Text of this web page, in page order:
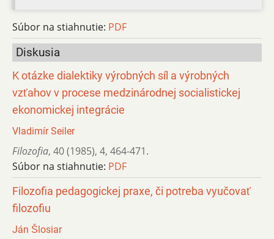
Súbor na stiahnutie: PDF
Diskusia
K otázke dialektiky výrobných síl a výrobných
vzťahov v procese medzinárodnej socialistickej
ekonomickej integrácie
Vladimír Seiler
Filozofia, 40 (1985), 4, 464-471.
Súbor na stiahnutie: PDF
Filozofia pedagogickej praxe, či potreba vyučovať
filozofiu
Ján Šlosiar